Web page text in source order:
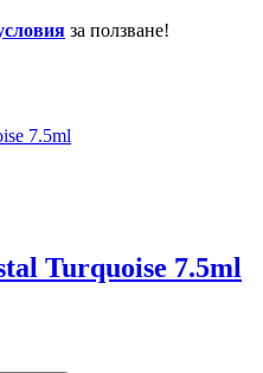
за ползване!
Turquoise 7.5ml